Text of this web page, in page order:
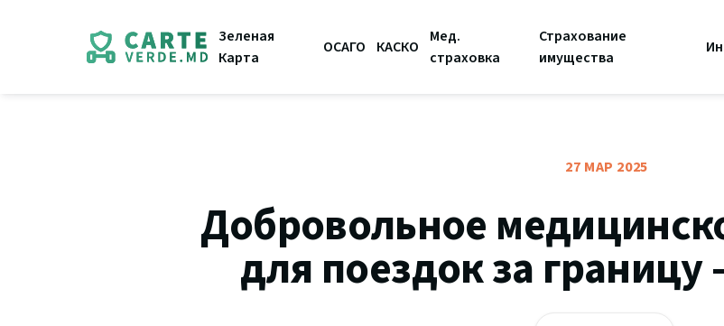
Зеленая
Карта
ОСАГО КАСКО
Мед.
страховка
Страхование
имущества
27 МАР 2025
Добровольное
для поездок за